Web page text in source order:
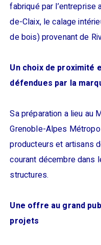
fabriqué par l’entreprise
de-Claix, le calage
de bois) provenant de
Un choix de proximité
défendues par la
Sa préparation a lieu au
Grenoble-Alpes
producteurs et artisans
courant décembre
structures.
Une offre au grand
projets